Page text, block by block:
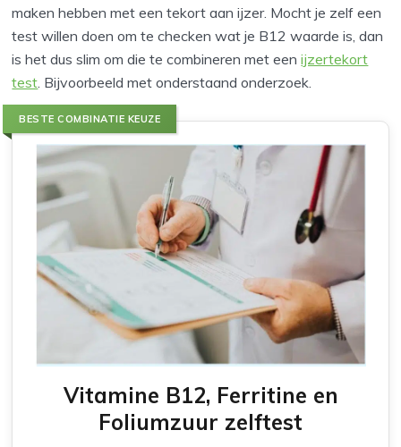
maken hebben met een tekort aan ijzer. Mocht je zelf een
test willen doen om te checken wat je B12 waarde is, dan
is het dus slim om die te combineren met eenijzertekort
test. Bijvoorbeeld met onderstaand onderzoek.
BESTE COMBINATIE KEUZE
Vitamine B12, Ferritine en
Foliumzuur zelftest